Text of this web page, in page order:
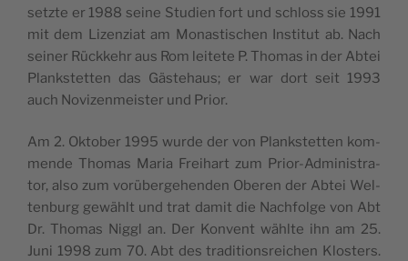
setz­te er 1988 sei­ne Stu­dien fort und schloss sie 1991
mit dem Lizen­ziat am Monas­tis­chen Ins­ti­tut ab. Nach
sei­ner Rück­kehr aus Rom lei­te­te P. Tho­mas in der Abtei
Planks­tet­ten das Gäs­tehaus; er war dort seit 1993
auch Novi­zen­meis­ter und Prior.
Am 2. Okto­ber 1995 wur­de der von Planks­tet­ten kom­
men­de Tho­mas Maria Freihart zum Prior-Admi­nis­tra­
tor, also zum vorü­ber­gehen­den Obe­ren der Abtei Wel­
ten­burg gewählt und trat damit die Nach­fol­ge von Abt
Dr. Tho­mas Niggl an. Der Kon­vent wähl­te ihn am 25.
Juni 1998 zum 70. Abt des tra­di­tions­rei­chen Klos­ters.